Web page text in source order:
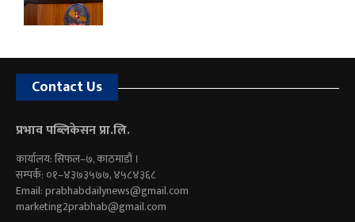
Contact Us
प्रभाव पब्लिकेसन प्रा.लि.
कार्यालय: सिफल–७, काठमाडौं ।
सम्पर्क: ०१–४३७३५७७, ४५८४३६८
Email:prabhabdailynews@gmail.com
marketing2prabhab@gmail.com